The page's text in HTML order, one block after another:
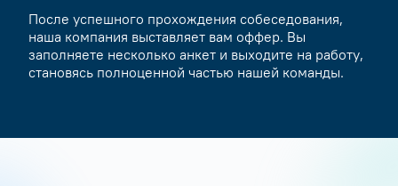
После успешного прохождения собеседования,
наша компания выставляет вам оффер. Вы
заполняете несколько анкет и выходите на работу,
становясь полноценной частью нашей команды.